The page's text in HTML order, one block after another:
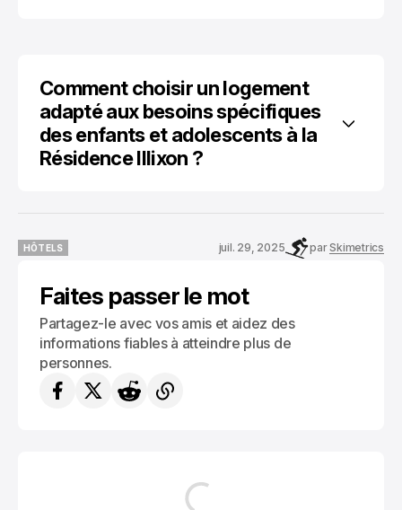
Comment choisir un logement
adapté aux besoins spécifiques
des enfants et adolescents à la
Résidence Illixon ?
HÔTELS
juil. 29, 2025 parSkimetrics
Faites passer le mot
Partagez-le avec vos amis et aidez des
informations fiables à atteindre plus de
personnes.